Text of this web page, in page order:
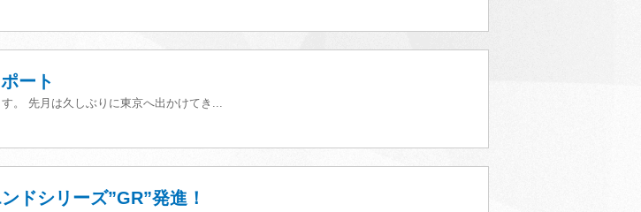
ート
。 先月は久しぶりに東京へ出かけてき...
ドシリーズ”GR”発進！